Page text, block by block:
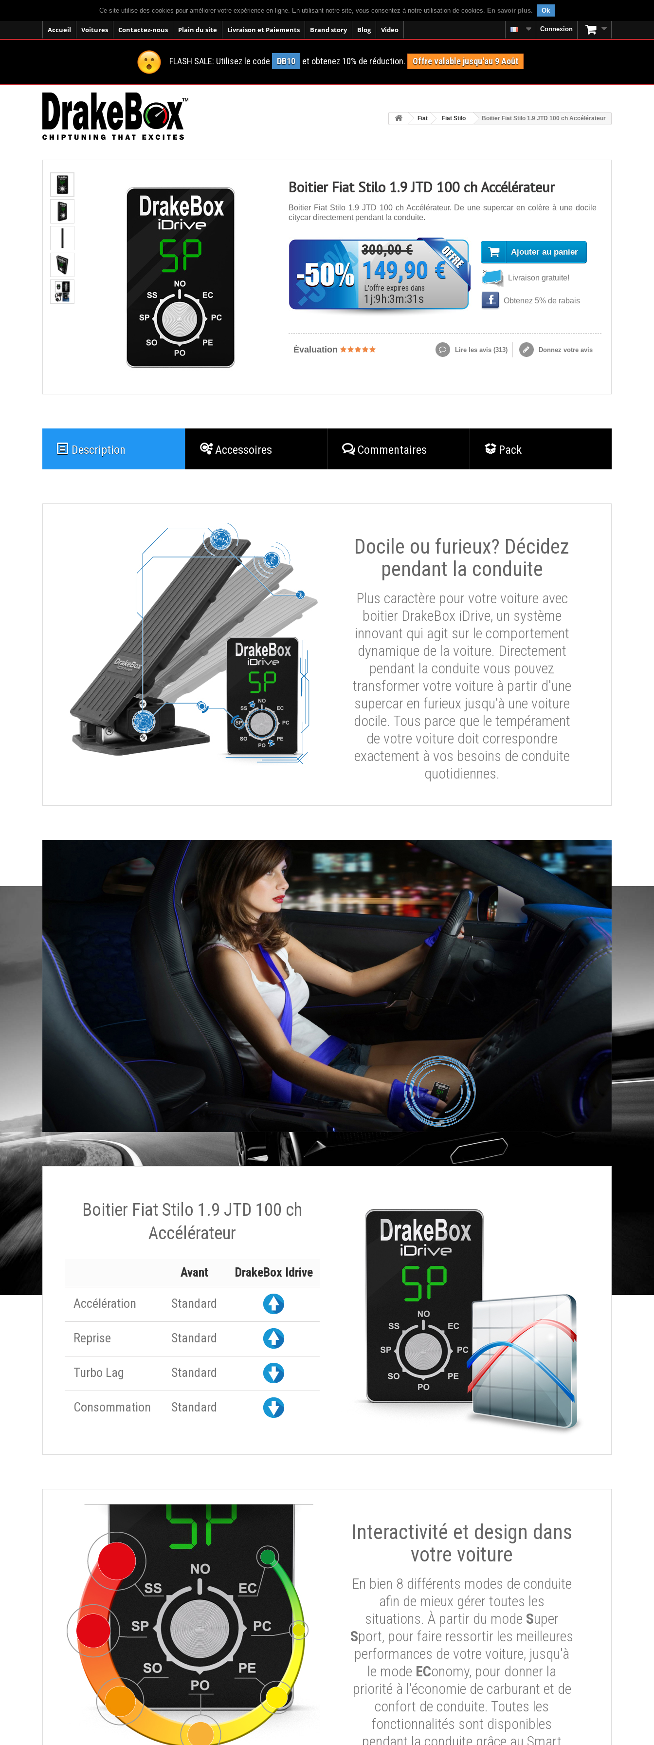
Ce site utilise des cookies pour améliorer votre expérience en ligne. En utilisant notre site, vous consentez à notre utilisation de cookies. En savoir plus. Ok
Accueil Voitures Contactez-nous Plain du site Livraison et Paiements Brand story Blog Video Connexion
FLASH SALE: Utilisez le code DB10 et obtenez 10% de réduction. Offre valable jusqu'au 9 Août
Fiat Fiat Stilo Boitier Fiat Stilo 1.9 JTD 100 ch Accélérateur
Boitier Fiat Stilo 1.9 JTD 100 ch Accélérateur
Boitier Fiat Stilo 1.9 JTD 100 ch Accélérateur. De une supercar en colère à une docile
citycar directement pendant la conduite.
300,00 €
149,90 €
L'offre expires dans
1 j:9 h:3m:29 s
Ajouter au panier
Livraison gratuite!
Obtenez 5% de rabais
Èvaluation Lire les avis (313) Donnez votre avis
Description Accessoires Commentaires Pack
Docile ou furieux? Décidez
pendant la conduite
Plus caractère pour votre voiture avec
boitier DrakeBox iDrive, un système
innovant qui agit sur le comportement
dynamique de la voiture. Directement
pendant la conduite vous pouvez
transformer votre voiture à partir d'une
supercar en furieux jusqu'à une voiture
docile. Tous parce que le tempérament
de votre voiture doit correspondre
exactement à vos besoins de conduite
quotidiennes.
Boitier Fiat Stilo 1.9 JTD 100 ch
Accélérateur
Avant DrakeBox Idrive
Accélération Standard
Reprise Standard
Turbo Lag Standard
Consommation Standard
Interactivité et design dans
votre voiture
En bien 8 différents modes de conduite
afin de mieux gérer toutes les
situations. À partir du mode Super
Sport, pour faire ressortir les meilleures
performances de votre voiture, jusqu'à
le mode EConomy, pour donner la
priorité à l'économie de carburant et de
confort de conduite. Toutes les
fonctionnalités sont disponibles
pendant la conduite grâce au Smart